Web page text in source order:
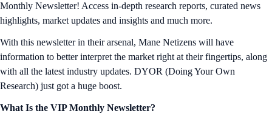
Monthly Newsletter! Access in-depth research reports, curated news
highlights, market updates and insights and much more.
With this newsletter in their arsenal, Mane Netizens will have
information to better interpret the market right at their fingertips, along
with all the latest industry updates. DYOR (Doing Your Own
Research) just got a huge boost.
What Is the VIP Monthly Newsletter?